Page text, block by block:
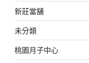
新莊當舖
未分類
桃園月子中心